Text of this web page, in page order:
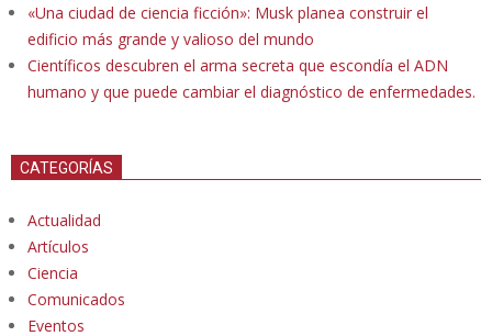
«Una ciudad de ciencia ficción»: Musk planea construir el
edificio más grande y valioso del mundo
Científicos descubren el arma secreta que escondía el ADN
humano y que puede cambiar el diagnóstico de enfermedades.
CATEGORÍAS
Actualidad
Artículos
Ciencia
Comunicados
Eventos